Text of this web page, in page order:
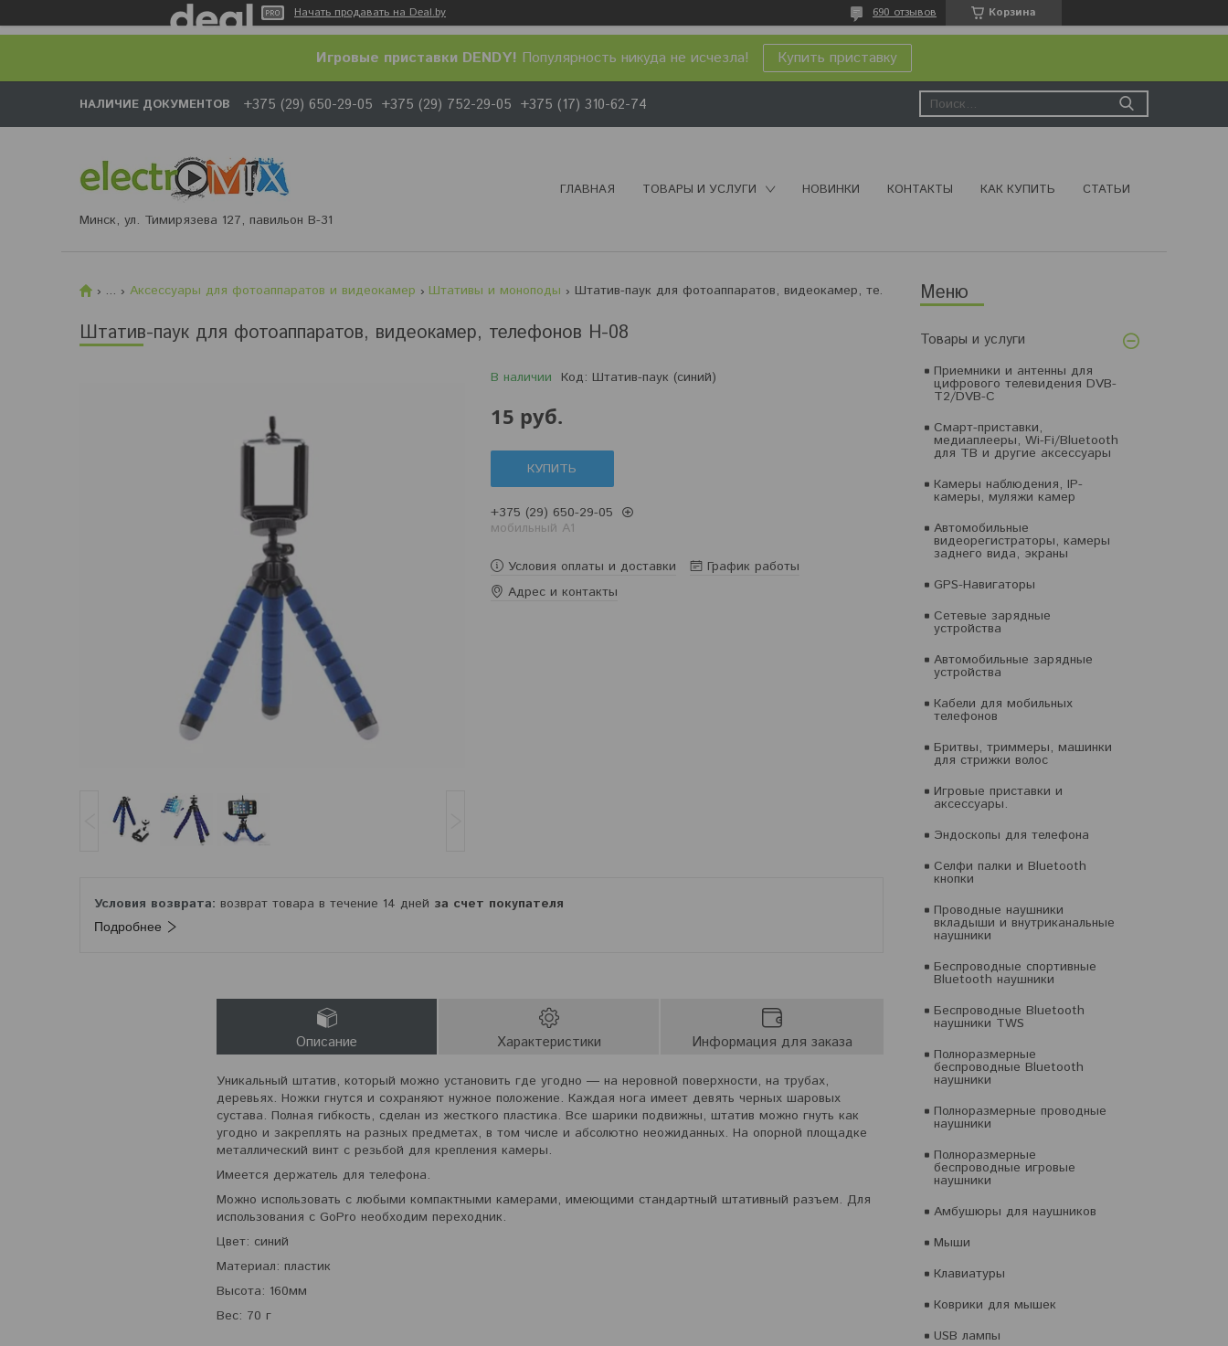
Начать продавать на Deal.by Корзина
690 отзывов
Игровые приставки DENDY! Популярность никуда не исчезла! Купить приставку
НАЛИЧИЕ ДОКУМЕНТОВ +375 (29) 650-29-05 +375 (29) 752-29-05 +375 (17) 310-62-74
Минск, ул. Тимирязева 127, павильон В-31
ГЛАВНАЯ ТОВАРЫ И УСЛУГИ НОВИНКИ КОНТАКТЫ КАК КУПИТЬ СТАТЬИ
Товары и услуги
Приемники и антенны для
цифрового телевидения DVB-
T2/DVB-C
Смарт-приставки,
медиаплееры, Wi-Fi/Bluetooth
для ТВ и другие аксессуары
Камеры наблюдения, IP-
камеры, муляжи камер
Автомобильные
видеорегистраторы, камеры
заднего вида, экраны
GPS-Навигаторы
Сетевые зарядные
устройства
Автомобильные зарядные
устройства
Кабели для мобильных
телефонов
Бритвы, триммеры, машинки
для стрижки волос
Игровые приставки и
аксессуары.
Эндоскопы для телефона
Селфи палки и Bluetooth
кнопки
Проводные наушники
вкладыши и внутриканальные
наушники
Беспроводные спортивные
Bluetooth наушники
Беспроводные Bluetooth
наушники TWS
Полноразмерные
беспроводные Bluetooth
наушники
Полноразмерные проводные
наушники
Полноразмерные
беспроводные игровые
наушники
Амбушюры для наушников
Мыши
Клавиатуры
Коврики для мышек
USB лампы
... Аксессуары для фотоаппаратов и видеокамер Штативы и моноподы Штатив-паук для фотоаппаратов, видеокамер, телефонов h-08
Штатив-паук для фотоаппаратов, видеокамер, телефонов H-08
В наличии Код: Штатив-паук (синий)
15 руб.
КУПИТЬ
+375 (29) 650-29-05
мобильный A1
Условия оплаты и доставки
График работы
Адрес и контакты
возврат товара в течение 14 дней за счет покупателя
Подробнее
Описание Характеристики Информация для заказа
Уникальный штатив, который можно установить где угодно ― на неровной поверхности, на трубах,
деревьях. Ножки гнутся и сохраняют нужное положение. Каждая нога имеет девять черных шаровых
сустава. Полная гибкость, сделан из жесткого пластика. Все шарики подвижны, штатив можно гнуть как
угодно и закреплять на разных предметах, в том числе и абсолютно неожиданных. На опорной площадке
металлический винт с резьбой для крепления камеры.
Имеется держатель для телефона.
Можно использовать с любыми компактными камерами, имеющими стандартный штативный разъем. Для
использования с GoPro необходим переходник.
Цвет: синий
Материал: пластик
Высота: 160мм
Вес: 70 г